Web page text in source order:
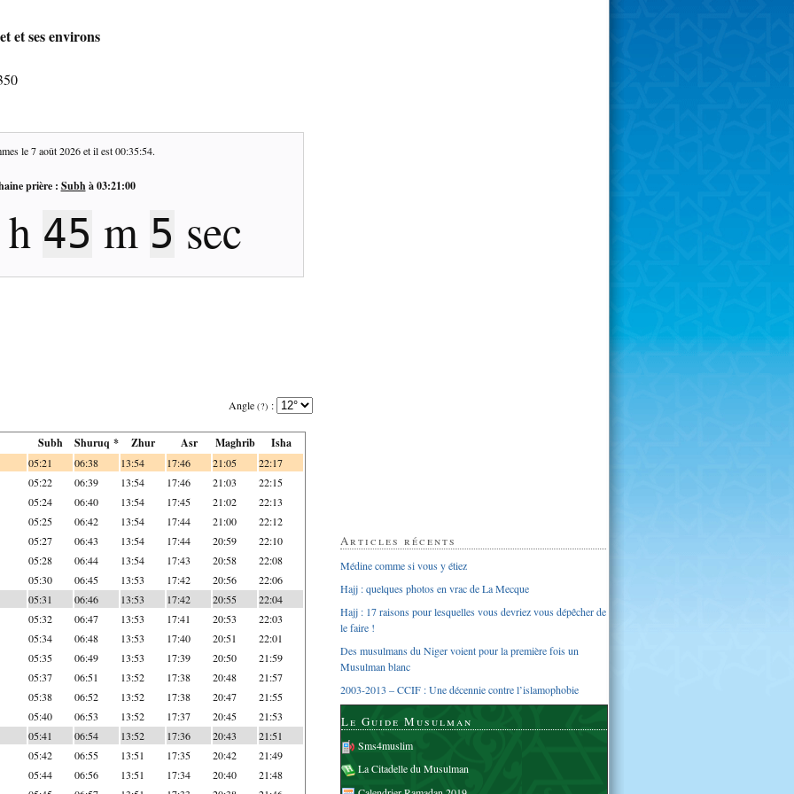
et ses environs
le7 août 2026et il est00:35:55.
prière : Subhà03:21:00
45 m 4 sec
Angle (?) :
Subh Shuruq * Zhur Asr Maghrib Isha
05:21 06:38 13:54 17:46 21:05
22:17
05:22
06:39 13:54 17:46 21:03
22:15
05:24
06:40 13:54 17:45 21:02
22:13
05:25
06:42 13:54 17:44 21:00
22:12
05:27
06:43 13:54 17:44 20:59
22:10
05:28
06:44 13:54 17:43 20:58
22:08
05:30
06:45 13:53 17:42 20:56
22:06
05:31
06:46 13:53 17:42 20:55
22:04
05:32
06:47 13:53 17:41 20:53
22:03
05:34
06:48 13:53 17:40 20:51
22:01
05:35
06:49 13:53 17:39 20:50
21:59
05:37
06:51 13:52 17:38 20:48
21:57
05:38
06:52 13:52 17:38 20:47
21:55
05:40
06:53 13:52 17:37 20:45
21:53
05:41
06:54 13:52 17:36 20:43
21:51
05:42
06:55 13:51 17:35 20:42
21:49
05:44
06:56 13:51 17:34 20:40
21:48
Articles récents
Médine comme si vous y étiez
Hajj : quelques photos en vrac de La Mecque
Hajj : 17 raisons pour lesquelles vous devriez vous dépêcher de
le faire !
Des musulmans du Niger voient pour la première fois un
Musulman blanc
2003-2013 – CCIF : Une décennie contre l’islamophobie
Le Guide Musulman
Sms4muslim
La Citadelle du Musulman